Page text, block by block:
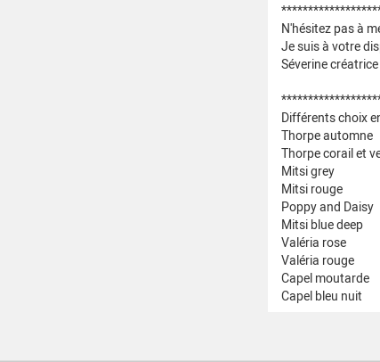
N'hésitez pas à
Je suis à votre
Séverine
Différents choix
Thorpe automne
Thorpe corail et
Mitsi grey
Mitsi rouge
Poppy and Daisy
Mitsi blue deep
Valéria rose
Valéria rouge
Capel moutarde
Capel bleu nuit